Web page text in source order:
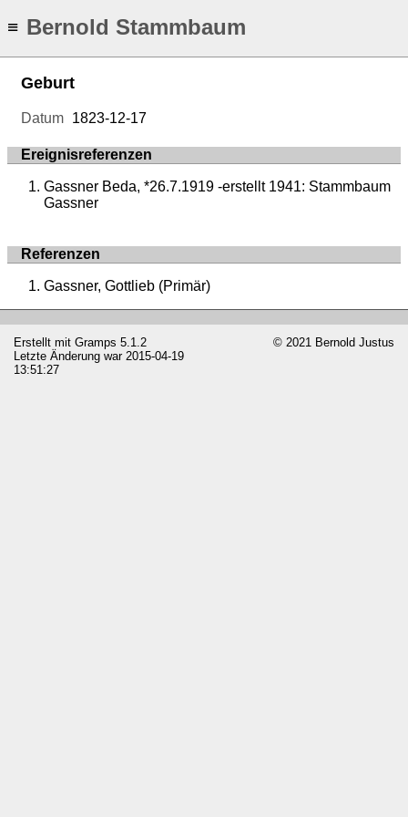
≡ Bernold Stammbaum
Geburt
Datum 1823-12-17
Ereignisreferenzen
Gassner Beda, *26.7.1919 -erstellt 1941: Stammbaum
Gassner
Referenzen
Gassner, Gottlieb (Primär)
Erstellt mit Gramps 5.1.2
Letzte Änderung war 2015-04-19
13:51:27
© 2021 Bernold Justus